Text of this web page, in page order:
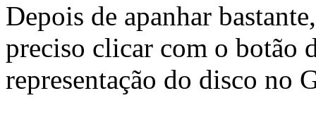
Depois de apanhar
preciso clicar com o botão
representação do disco no